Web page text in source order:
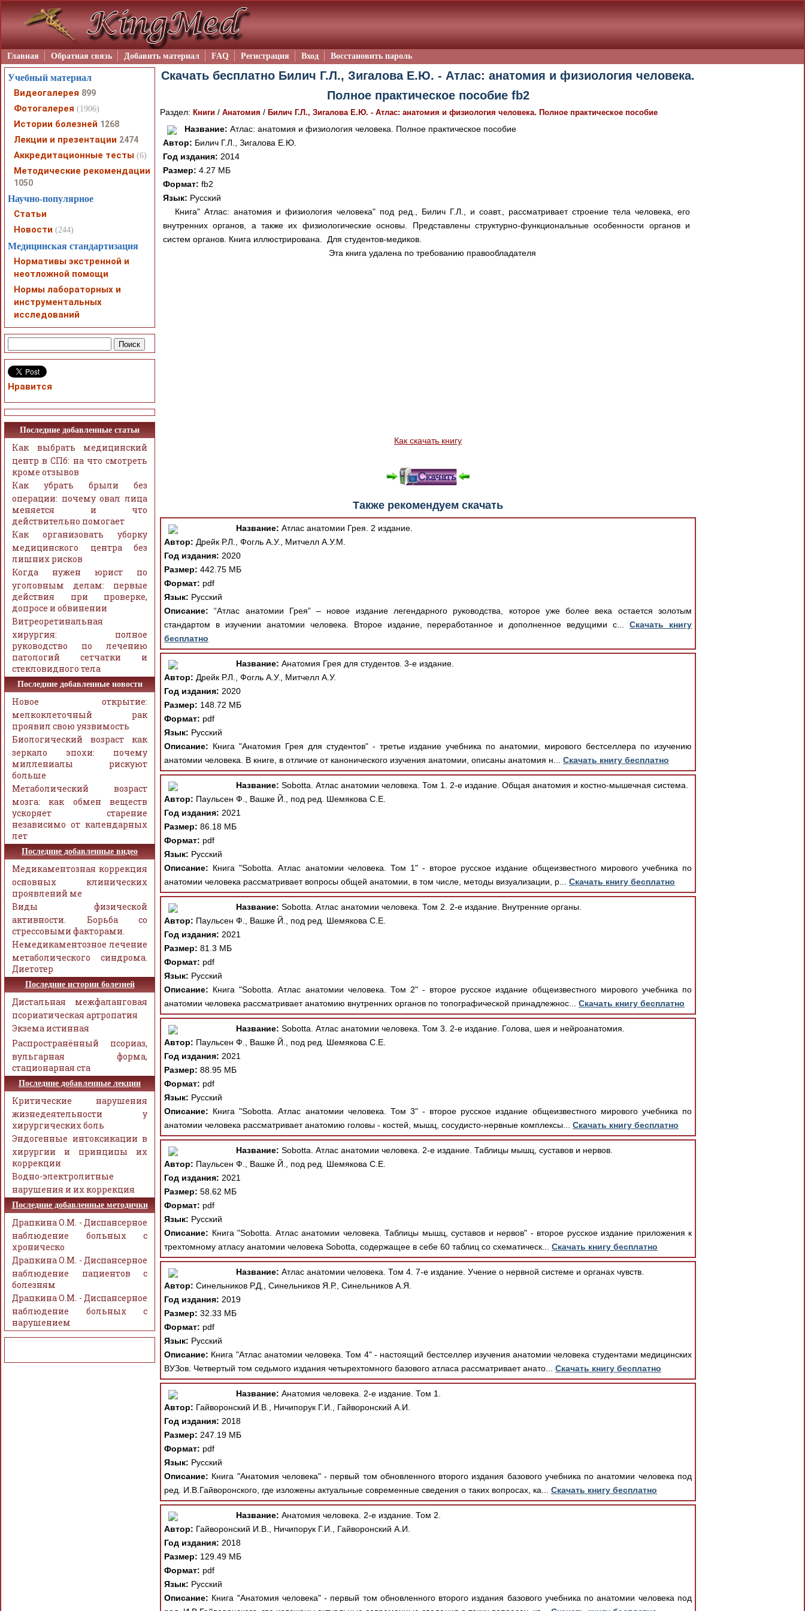
Главная Обратная связь Добавить материал FAQ Регистрация Вход Восстановить пароль
Скачать бесплатно Билич Г.Л., Зигалова Е.Ю. - Атлас: анатомия и физиология человека.
Полное практическое пособие fb2
Раздел: Книги / Анатомия / Билич Г.Л., Зигалова Е.Ю. - Атлас: анатомия и физиология человека. Полное практическое пособие
Название: Атлас: анатомия и физиология человека. Полное практическое пособие
Автор: Билич Г.Л., Зигалова Е.Ю.
Год издания: 2014
Размер: 4.27 МБ
Формат: fb2
Язык: Русский
Книга" Атлас: анатомия и физиология человека" под ред., Билич Г.Л., и соавт., рассматривает строение тела человека, его
внутренних органов, а также их физиологические основы. Представлены структурно-функциональные особенности органов и
систем органов. Книга иллюстрирована. Для студентов-медиков.
Эта книга удалена по требованию правообладателя
Как скачать книгу
Также рекомендуем скачать
Название: Атлас анатомии Грея. 2 издание.
Автор: Дрейк Р.Л., Фогль А.У., Митчелл А.У.М.
Год издания: 2020
Размер: 442.75 МБ
Формат: pdf
Язык: Русский
Описание: “Атлас анатомии Грея” – новое издание легендарного руководства, которое уже более века остается золотым
стандартом в изучении анатомии человека. Второе издание, переработанное и дополненное ведущими с...Скачать книгу
бесплатно
Название: Анатомия Грея для студентов. 3-е издание.
Автор: Дрейк Р.Л., Фогль А.У., Митчелл А.У.
Год издания: 2020
Размер: 148.72 МБ
Формат: pdf
Язык: Русский
Описание: Книга "Анатомия Грея для студентов" - третье издание учебника по анатомии, мирового бестселлера по изучению
анатомии человека. В книге, в отличие от канонического изучения анатомии, описаны анатомия н... Скачать книгу бесплатно
Название: Sobotta. Атлас анатомии человека. Том 1. 2-е издание. Общая анатомия и костно-мышечная система.
Автор: Паульсен Ф., Вашке Й., под ред. Шемякова С.Е.
Год издания: 2021
Размер: 86.18 МБ
Формат: pdf
Язык: Русский
Описание: Книга "Sobotta. Атлас анатомии человека. Том 1" - второе русское издание общеизвестного мирового учебника по
анатомии человека рассматривает вопросы общей анатомии, в том числе, методы визуализации, р... Скачать книгу бесплатно
Название: Sobotta. Атлас анатомии человека. Том 2. 2-е издание. Внутренние органы.
Автор: Паульсен Ф., Вашке Й., под ред. Шемякова С.Е.
Год издания: 2021
Размер: 81.3 МБ
Формат: pdf
Язык: Русский
Описание: Книга "Sobotta. Атлас анатомии человека. Том 2" - второе русское издание общеизвестного мирового учебника по
анатомии человека рассматривает анатомию внутренних органов по топографической принадлежнос... Скачать книгу бесплатно
Название: Sobotta. Атлас анатомии человека. Том 3. 2-е издание. Голова, шея и нейроанатомия.
Автор: Паульсен Ф., Вашке Й., под ред. Шемякова С.Е.
Год издания: 2021
Размер: 88.95 МБ
Формат: pdf
Язык: Русский
Описание: Книга "Sobotta. Атлас анатомии человека. Том 3" - второе русское издание общеизвестного мирового учебника по
анатомии человека рассматривает анатомию головы - костей, мышц, сосудисто-нервные комплексы... Скачать книгу бесплатно
Название: Sobotta. Атлас анатомии человека. 2-е издание. Таблицы мышц, суставов и нервов.
Автор: Паульсен Ф., Вашке Й., под ред. Шемякова С.Е.
Год издания: 2021
Размер: 58.62 МБ
Формат: pdf
Язык: Русский
Описание: Книга "Sobotta. Атлас анатомии человека. Таблицы мышц, суставов и нервов" - второе русское издание приложения к
трехтомному атласу анатомии человека Sobotta, содержащее в себе 60 таблиц со схематическ... Скачать книгу бесплатно
Название: Атлас анатомии человека. Том 4. 7-е издание. Учение о нервной системе и органах чувств.
Автор: Синельников Р.Д., Синельников Я.Р., Синельников А.Я.
Год издания: 2019
Размер: 32.33 МБ
Формат: pdf
Язык: Русский
Описание: Книга "Атлас анатомии человека. Том 4" - настоящий бестселлер изучения анатомии человека студентами медицинских
ВУЗов. Четвертый том седьмого издания четырехтомного базового атласа рассматривает анато... Скачать книгу бесплатно
Название: Анатомия человека. 2-е издание. Том 1.
Автор: Гайворонский И.В., Ничипорук Г.И., Гайворонский А.И.
Год издания: 2018
Размер: 247.19 МБ
Формат: pdf
Язык: Русский
Описание: Книга "Анатомия человека" - первый том обновленного второго издания базового учебника по анатомии человека под
ред. И.В.Гайворонского, где изложены актуальные современные сведения о таких вопросах, ка... Скачать книгу бесплатно
Название: Анатомия человека. 2-е издание. Том 2.
Автор: Гайворонский И.В., Ничипорук Г.И., Гайворонский А.И.
Год издания: 2018
Размер: 129.49 МБ
Формат: pdf
Язык: Русский
Описание: Книга "Анатомия человека" - первый том обновленного второго издания базового учебника по анатомии человека под
Учебный материал
Видеогалерея 899
Фотогалерея (1906)
Истории болезней 1268
Лекции и презентации 2474
Аккредитационные тесты (6)
Методические рекомендации
1050
Научно-популярное
Статьи
Новости (244)
Медицинская стандартизация
Нормативы экстренной и
неотложной помощи
Нормы лабораторных и
инструментальных
исследований
Нравится
Последние добавленные статьи
Как выбрать медицинский
центр в СПб: на что смотреть
кроме отзывов
Как убрать брыли без
операции: почему овал лица
меняется и что
действительно помогает
Как организовать уборку
медицинского центра без
лишних рисков
Когда нужен юрист по
уголовным делам: первые
действия при проверке,
допросе и обвинении
Витреоретинальная
хирургия: полное
руководство по лечению
патологий сетчатки и
стекловидного тела
Последние добавленные новости
Новое открытие:
мелкоклеточный рак
проявил свою уязвимость
Биологический возраст как
зеркало эпохи: почему
миллениалы рискуют
больше
Метаболический возраст
мозга: как обмен веществ
ускоряет старение
независимо от календарных
лет
Последние добавленные видео
Медикаментозная коррекция
основных клинических
проявлений ме
Виды физической
активности. Борьба со
стрессовыми факторами.
Немедикаментозное лечение
метаболического синдрома.
Диетотер
Последние истории болезней
Дистальная межфаланговая
псориатическая артропатия
Экзема истинная
Распространённый псориаз,
вульгарная форма,
стационарная ста
Последние добавленные лекции
Критические нарушения
жизнедеятельности у
хирургических боль
Эндогенные интоксикации в
хирургии и принципы их
коррекции
Водно-электролитные
нарушения и их коррекция
Последние добавленные методички
Драпкина О.М. - Диспансерное
наблюдение больных с
хроническо
Драпкина О.М. - Диспансерное
наблюдение пациентов с
болезням
Драпкина О.М. - Диспансерное
наблюдение больных с
нарушением